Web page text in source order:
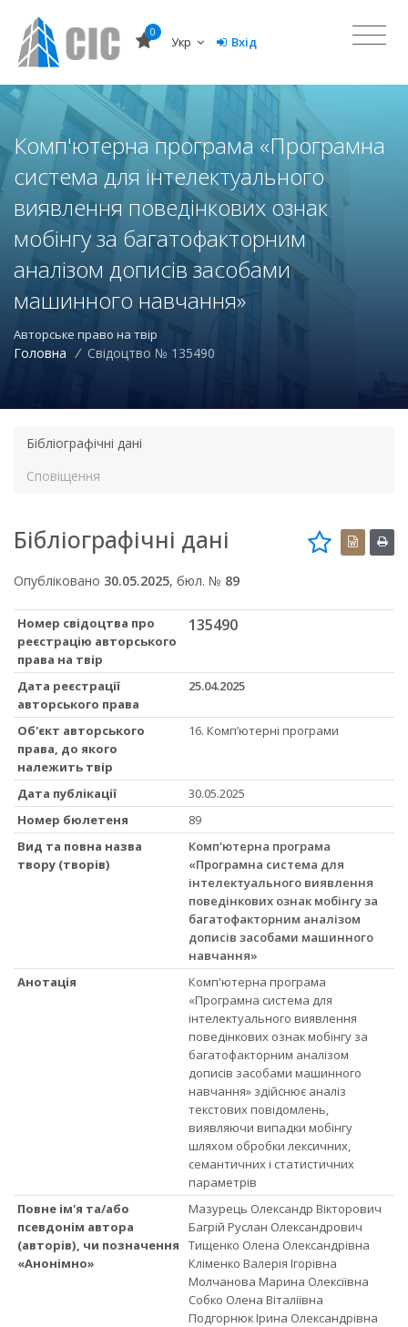
0
Укр Вхід
Комп'ютерна програма «Програмна
система для інтелектуального
виявлення поведінкових ознак
мобінгу за багатофакторним
аналізом дописів засобами
машинного навчання»
Авторське право на твір
Головна / Свідоцтво № 135490
Бібліографічні дані
Сповіщення
Бібліографічні дані
Опубліковано 30.05.2025, бюл. № 89
Номер свідоцтва про
реєстрацію авторського
права на твір
135490
Дата реєстрації
авторського права
25.04.2025
Об'єкт авторського
права, до якого
належить твір
16. Комп’ютерні програми
Дата публікації
30.05.2025
Номер бюлетеня
89
Вид та повна назва
твору (творів)
Комп'ютерна програма
«Програмна система для
інтелектуального виявлення
поведінкових ознак мобінгу за
багатофакторним аналізом
дописів засобами машинного
навчання»
Анотація
Комп'ютерна програма
«Програмна система для
інтелектуального виявлення
поведінкових ознак мобінгу за
багатофакторним аналізом
дописів засобами машинного
навчання» здійснює аналіз
текстових повідомлень,
виявляючи випадки мобінгу
шляхом обробки лексичних,
семантичних і статистичних
параметрів
Повне ім'я та/або
псевдонім автора
(авторів), чи позначення
«Анонімно»
Мазурець Олександр Вікторович
Багрій Руслан Олександрович
Тищенко Олена Олександрівна
Кліменко Валерія Ігорівна
Молчанова Марина Олексіївна
Собко Олена Віталіївна
Подгорнюк Ірина Олександрівна